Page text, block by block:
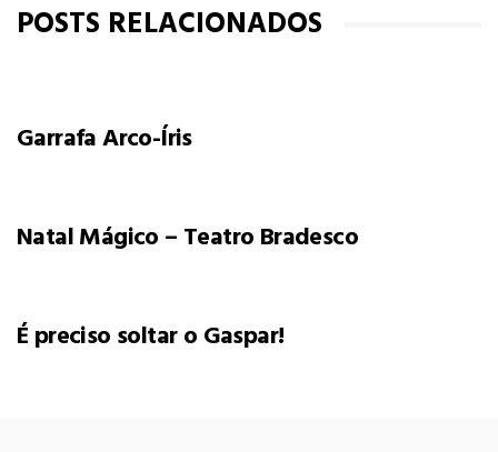
POSTS RELACIONADOS
Garrafa Arco-Íris
Natal Mágico – Teatro Bradesco
É preciso soltar o Gaspar!